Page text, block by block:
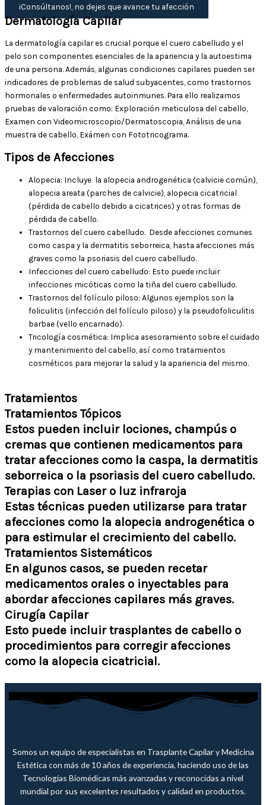
¡Consúltanos!, no dejes que avance tu afección
Dermatología Capilar
La dermatología capilar es crucial porque el cuero cabelludo y el
pelo son componentes esenciales de la apariencia y la autoestima
de una persona. Además, algunas condiciones capilares pueden ser
indicadores de problemas de salud subyacentes, como trastornos
hormonales o enfermedades autoinmunes. Para ello realizamos
pruebas de valoración como: Exploración meticulosa del cabello,
Examen con Videomicroscopio/Dermatoscopia, Análisis de una
muestra de cabello, Exámen con Fototricograma.
Tipos de Afecciones
Alopecia: Incluye la alopecia androgenética (calvicie común),
alopecia areata (parches de calvicie), alopecia cicatricial
(pérdida de cabello debido a cicatrices) y otras formas de
pérdida de cabello.
Trastornos del cuero cabelludo. Desde afecciones comunes
como caspa y la dermatitis seborreica, hasta afecciones más
graves como la psoriasis del cuero cabelludo.
Infecciones del cuero cabelludo: Esto puede incluir
infecciones micóticas como la tiña del cuero cabelludo.
Trastornos del folículo piloso: Algunos ejemplos son la
foliculitis (infección del folículo piloso) y la pseudofoliculitis
barbae (vello encarnado).
Tricología cosmética: Implica asesoramiento sobre el cuidado
y mantenimiento del cabello, así como tratamientos
cosméticos para mejorar la salud y la apariencia del mismo.
Tratamientos
Tratamientos Tópicos
Estos pueden incluir lociones, champús o
cremas que contienen medicamentos para
tratar afecciones como la caspa, la dermatitis
seborreica o la psoriasis del cuero cabelludo.
Terapias con Laser o luz infraroja
Estas técnicas pueden utilizarse para tratar
afecciones como la alopecia androgenética o
para estimular el crecimiento del cabello.
Tratamientos Sistemáticos
En algunos casos, se pueden recetar
medicamentos orales o inyectables para
abordar afecciones capilares más graves.
Cirugía Capilar
Esto puede incluir trasplantes de cabello o
procedimientos para corregir afecciones
como la alopecia cicatricial.
Somos un equipo de especialistas en Trasplante Capilar y Medicina
Estética con más de 10 años de experiencia, haciendo uso de las
Tecnologías Biomédicas más avanzadas y reconocidas a nivel
mundial por sus excelentes resultados y calidad en productos.